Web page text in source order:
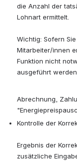
die Anzahl der
Lohnart ermittelt.
Wichtig: Sofern
Mitarbeiter/innen
Funktion nicht
ausgeführt
Abrechnung,
Kontrolle der
Ergebnis der
zusätzliche